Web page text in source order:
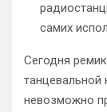
самих
Сегодня
танцевальной
невозможно